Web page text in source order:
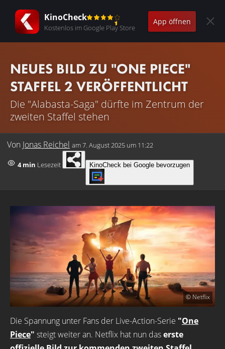
KinoCheck
Kostenlos im Google Play Store
App öffnen
NEUES BILD ZU "ONE PIECE"
STAFFEL 2 VERÖFFENTLICHT
Die "Alabasta-Saga" dürfte im Zentrum der
zweiten Staffel stehen
Von Jonas Reichel am7. August 2025 um 11:22
4 min Lesezeit KinoCheck bei Google bevorzugen
© Netflix
Die Spannung unter Fans der Live-Action-Serie "One
Piece" steigt weiter an. Netflix hat nun daserste